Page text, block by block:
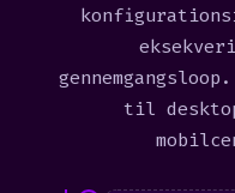
til